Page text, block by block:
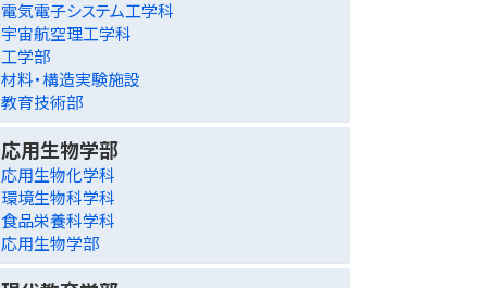
電気電子システム工学科
宇宙航空理工学科
工学部
材料・構造実験施設
教育技術部
応用生物学部
応用生物化学科
環境生物科学科
食品栄養科学科
応用生物学部